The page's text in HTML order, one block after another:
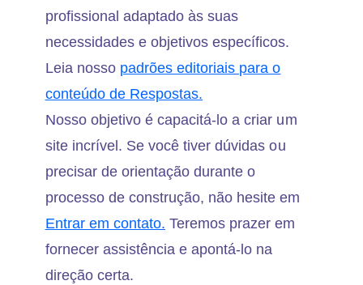
profissional adaptado às suas
necessidades e objetivos específicos.
Leia nosso padrões editoriais para o
conteúdo de Respostas.
Nosso objetivo é capacitá-lo a criar um
site incrível. Se você tiver dúvidas ou
precisar de orientação durante o
processo de construção, não hesite em
Entrar em contato. Teremos prazer em
fornecer assistência e apontá-lo na
direção certa.